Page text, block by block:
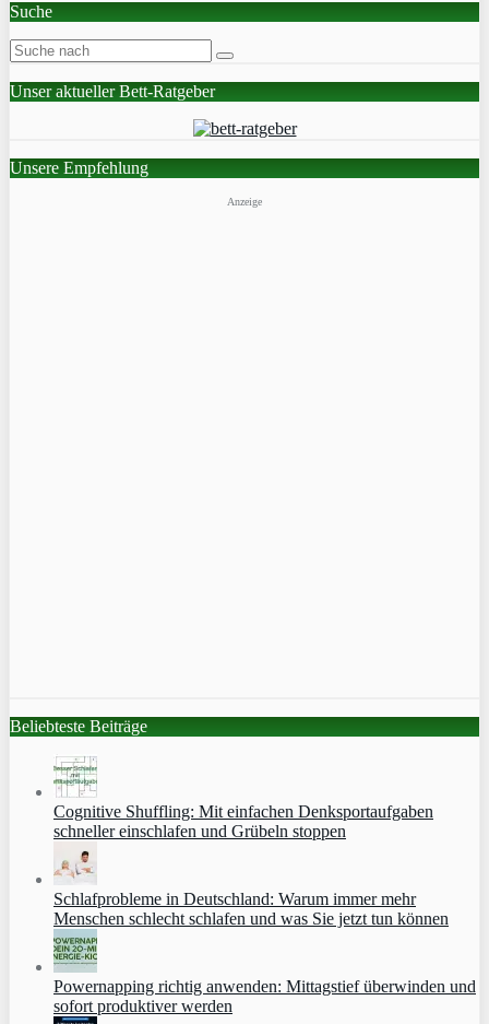
Suche
Unser aktueller Bett-Ratgeber
Unsere Empfehlung
Anzeige
Beliebteste Beiträge
Cognitive Shuffling: Mit einfachen Denksportaufgaben
schneller einschlafen und Grübeln stoppen
Schlafprobleme in Deutschland: Warum immer mehr
Menschen schlecht schlafen und was Sie jetzt tun können
Powernapping richtig anwenden: Mittagstief überwinden und
sofort produktiver werden